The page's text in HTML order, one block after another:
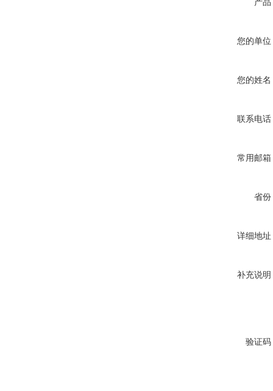
您的单位
您的姓名
联系电话
常用邮箱
省份
详细地址
补充说明
验证码